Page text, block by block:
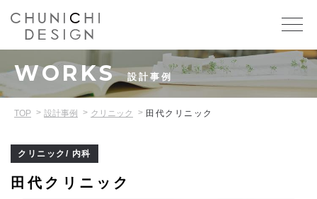
WORKS 設計事例
TOP 設計事例 クリニック 田代クリニック
クリニック/ 内科
田代クリニック